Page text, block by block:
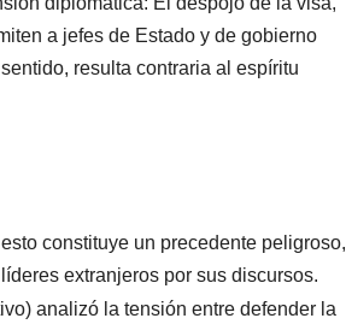
a jefes de Estado y de gobierno
resulta contraria al espíritu
constituye un precedente peligroso,
extranjeros por sus discursos.
analizó la tensión entre defender la